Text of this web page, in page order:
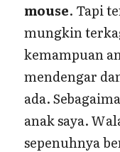
mouse. Tapi
mungkin
kemampuan
mendengar
ada.
anak saya.
sepenuhnya